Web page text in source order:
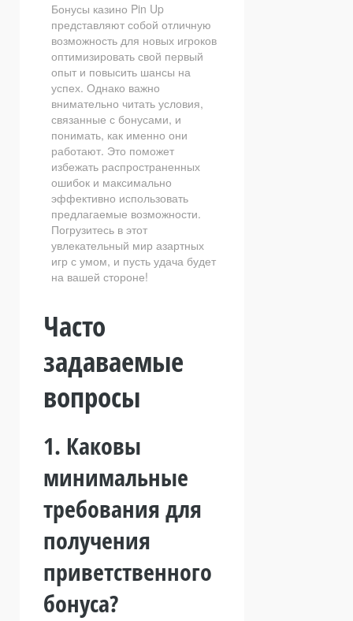
Бонусы казино Pin Up
представляют собой отличную
возможность для новых игроков
оптимизировать свой первый
опыт и повысить шансы на
успех. Однако важно
внимательно читать условия,
связанные с бонусами, и
понимать, как именно они
работают. Это поможет
избежать распространенных
ошибок и максимально
эффективно использовать
предлагаемые возможности.
Погрузитесь в этот
увлекательный мир азартных
игр с умом, и пусть удача будет
на вашей стороне!
Часто
задаваемые
вопросы
1. Каковы
минимальные
требования для
получения
приветственного
бонуса?